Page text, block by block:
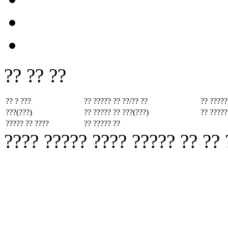
?? ?? ??
?? ? ??? ?? ????? ?? ??/?? ??
??
???(???)
?? ????? ?? ???(???)
??
????? ?? ????
?? ????? ??
???? ????? ???? ????? ??